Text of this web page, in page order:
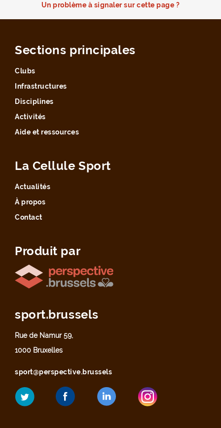
Un problème à signaler sur cette page ?
Sections principales
Clubs
Infrastructures
Disciplines
Activités
Aide et ressources
La Cellule Sport
Actualités
À propos
Contact
Produit par
sport.brussels
Rue de Namur 59,
1000 Bruxelles
sport@perspective.brussels